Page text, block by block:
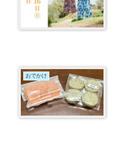
おでかけ